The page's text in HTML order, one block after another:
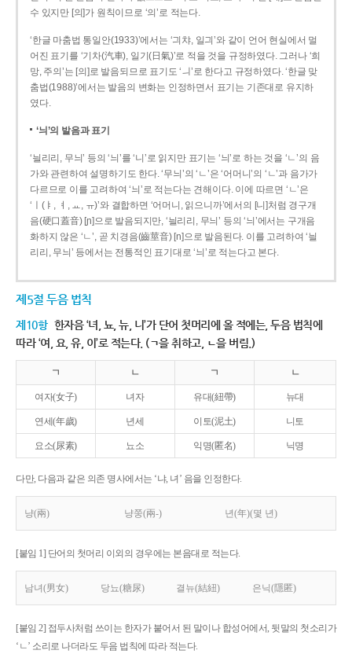
수 있지만 [의]가 원칙이므로 ‘의’로 적는다.
‘한글 마춤법 통일안(1933)’에서는 ‘긔챠, 일긔’와 같이 언어 현실에서 멀
어진 표기를 ‘기차(汽車), 일기(日氣)’로 적을 것을 규정하였다. 그러나 ‘희
망, 주의’는 [의]로 발음되므로 표기도 ‘ㅢ’로 한다고 규정하였다. ‘한글 맞
춤법(1988)’에서는 발음의 변화는 인정하면서 표기는 기존대로 유지하
였다.
‘늬’의 발음과 표기
‘늴리리, 무늬’ 등의 ‘늬’를 ‘니’로 읽지만 표기는 ‘늬’로 하는 것을 ‘ㄴ’의 음
가와 관련하여 설명하기도 한다. ‘무늬’의 ‘ㄴ’은 ‘어머니’의 ‘ㄴ’과 음가가
다르므로 이를 고려하여 ‘늬’로 적는다는 견해이다. 이에 따르면 ‘ㄴ’은
‘ㅣ(ㅑ, ㅕ, ㅛ, ㅠ)’와 결합하면 ‘어머니, 읽으니까’에서의 [니]처럼 경구개
음(硬口蓋音) [ɲ]으로 발음되지만, ‘늴리리, 무늬’ 등의 ‘늬’에서는 구개음
화하지 않은 ‘ㄴ’, 곧 치경음(齒莖音) [n]으로 발음된다. 이를 고려하여 ‘늴
리리, 무늬’ 등에서는 전통적인 표기대로 ‘늬’로 적는다고 본다.
제5절 두음 법칙
제10항 한자음 ‘녀, 뇨, 뉴, 니’가 단어 첫머리에 올 적에는, 두음 법칙에
따라 ‘여, 요, 유, 이’로 적는다. (ㄱ을 취하고, ㄴ을 버림.)
ㄱ ㄴ ㄱ ㄴ
여자(女子) 녀자 유대(紐帶) 뉴대
연세(年歲) 년세 이토(泥土) 니토
요소(尿素) 뇨소 익명(匿名) 닉명
다만, 다음과 같은 의존 명사에서는 ‘냐, 녀’ 음을 인정한다.
냥(兩) 냥쭝(兩-) 년(年)(몇 년)
[붙임 1] 단어의 첫머리 이외의 경우에는 본음대로 적는다.
남녀(男女) 당뇨(糖尿) 결뉴(結紐) 은닉(隱匿)
[붙임 2] 접두사처럼 쓰이는 한자가 붙어서 된 말이나 합성어에서, 뒷말의 첫소리가
‘ㄴ’ 소리로 나더라도 두음 법칙에 따라 적는다.